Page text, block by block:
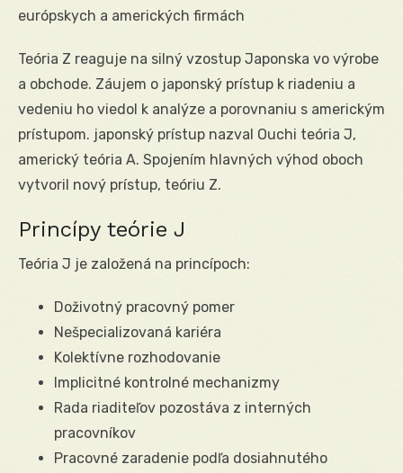
európskych a amerických firmách
Teória Z reaguje na silný vzostup Japonska vo výrobe
a obchode. Záujem o japonský prístup k riadeniu a
vedeniu ho viedol k analýze a porovnaniu s americkým
prístupom. japonský prístup nazval Ouchi teória J,
americký teória A. Spojením hlavných výhod oboch
vytvoril nový prístup, teóriu Z.
Princípy teórie J
Teória J je založená na princípoch:
Doživotný pracovný pomer
Nešpecializovaná kariéra
Kolektívne rozhodovanie
Implicitné kontrolné mechanizmy
Rada riaditeľov pozostáva z interných
pracovníkov
Pracovné zaradenie podľa dosiahnutého